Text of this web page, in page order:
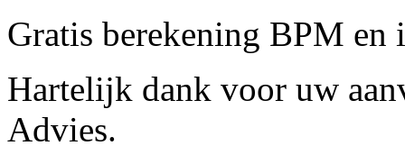
Gratis berekening BPM en
Hartelijk dank voor uw
Advies.